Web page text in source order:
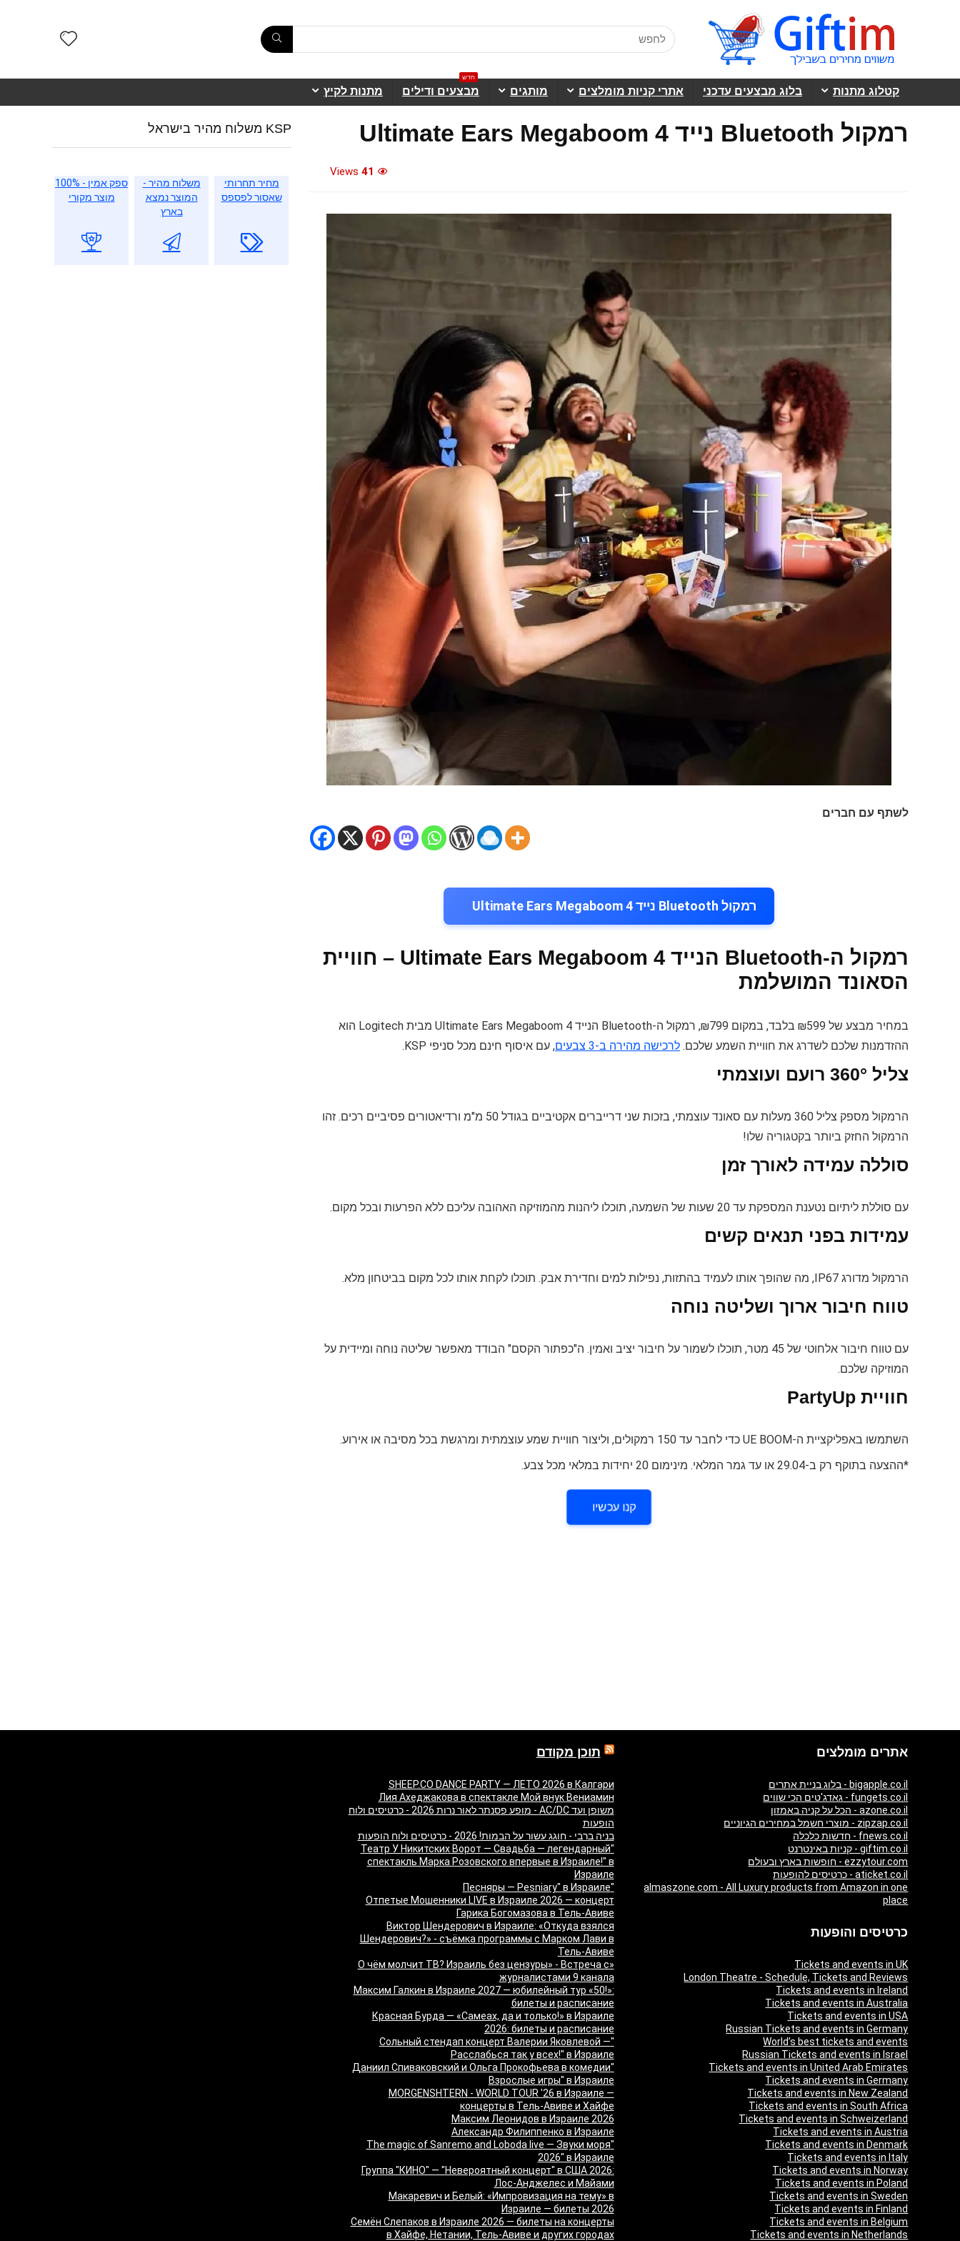
קטלוג מתנות בלוג מבצעים עדכני אתרי קניות מומלצים מותגים מבצעים ודילים
חדש
מתנות לקיץ
רמקול Bluetooth נייד Ultimate Ears Megaboom 4
41
לשתף עם חברים
רמקול Bluetooth נייד Ultimate Ears Megaboom 4
רמקול ה-Bluetooth הנייד Ultimate Ears Megaboom 4 – חוויית
הסאונד המושלמת
במחיר מבצע של ₪599 בלבד, במקום ₪799, רמקול ה-Bluetooth הנייד Ultimate Ears Megaboom 4 מבית Logitech הוא
ההזדמנות שלכם לשדרג את חוויית השמע שלכם. לרכישה מהירה ב-3 צבעים , עם איסוף חינם מכל סניפי KSP.
צליל 360° רועם ועוצמתי
הרמקול מספק צליל 360 מעלות עם סאונד עוצמתי, בזכות שני דרייברים אקטיביים בגודל 50 מ"מ ורדיאטורים פסיביים רכים. זהו
הרמקול החזק ביותר בקטגוריה שלו!
סוללה עמידה לאורך זמן
עם סוללת ליתיום נטענת המספקת עד 20 שעות של השמעה, תוכלו ליהנות מהמוזיקה האהובה עליכם ללא הפרעות ובכל מקום.
עמידות בפני תנאים קשים
הרמקול מדורג IP67, מה שהופך אותו לעמיד בהתזות, נפילות למים וחדירת אבק. תוכלו לקחת אותו לכל מקום בביטחון מלא.
טווח חיבור ארוך ושליטה נוחה
עם טווח חיבור אלחוטי של 45 מטר, תוכלו לשמור על חיבור יציב ואמין. ה"כפתור הקסם" הבודד מאפשר שליטה נוחה ומיידית על
המוזיקה שלכם.
חוויית PartyUp
השתמשו באפליקציית ה-UE BOOM כדי לחבר עד 150 רמקולים, וליצור חוויית שמע עוצמתית ומרגשת בכל מסיבה או אירוע.
*ההצעה בתוקף רק ב-29.04 או עד גמר המלאי. מינימום 20 יחידות במלאי מכל צבע.
קנו עכשיו
KSP משלוח מהיר בישראל
מחיר תחרותי
שאסור לפספס
משלוח מהיר -
המוצר נמצא
בארץ
ספק אמין - 100%
מוצר מקורי
אתרים מומלצים
bigapple.co.il - בלוג בניית אתרים
fungets.co.il - גאדג'טים הכי שווים
azone.co.il - הכל על קניה באמזון
zipzap.co.il - מוצרי חשמל במחירים הגיוניים
fnews.co.il - חדשות כלכלה
giftim.co.il - קניות באינטרנט
ezzytour.com - חופשות בארץ ובעולם
aticket.co.il - כרטיסים להופעות
almaszone.com - All Luxury products from Amazon in one
place
כרטיסים והופעות
Tickets and events in UK
London Theatre - Schedule, Tickets and Reviews
Tickets and events in Ireland
Tickets and events in Australia
Tickets and events in USA
Russian Tickets and events in Germany
World’s best tickets and events
Russian Tickets and events in Israel
Tickets and events in United Arab Emirates
Tickets and events in Germany
Tickets and events in New Zealand
Tickets and events in South Africa
Tickets and events in Schweizerland
Tickets and events in Austria
Tickets and events in Denmark
Tickets and events in Italy
Tickets and events in Norway
Tickets and events in Poland
Tickets and events in Sweden
Tickets and events in Finland
Tickets and events in Belgium
Tickets and events in Netherlands
תוכן מקודם
SHEEP.CO DANCE PARTY — ЛЕТО 2026 в Калгари
Лия Ахеджакова в спектакле Мой внук Вениамин
משופן ועד AC/DC - מופע פסנתר לאור נרות 2026 - כרטיסים ולוח
הופעות
בניה ברבי - חוגג עשור על הבמות! 2026 - כרטיסים ולוח הופעות
"Театр У Никитских Ворот — Свадьба — легендарный
спектакль Марка Розовского впервые в Израиле!" в
Израиле
"Песняры — Pesniary" в Израиле
Отпетые Мошенники LIVE в Израиле 2026 — концерт
Гарика Богомазова в Тель-Авиве
Виктор Шендерович в Израиле: «Откуда взялся
Шендерович?» - съёмка программы с Марком Лави в
Тель-Авиве
«О чём молчит ТВ? Израиль без цензуры» - Встреча с
журналистами 9 канала
Максим Галкин в Израиле 2027 — юбилейный тур «50!»:
билеты и расписание
Красная Бурда — «Самеах, да и только!» в Израиле
2026: билеты и расписание
"Сольный стендап концерт Валерии Яковлевой —
Расслабься так у всех!" в Израиле
"Даниил Спиваковский и Ольга Прокофьева в комедии
Взрослые игры" в Израиле
MORGENSHTERN - WORLD TOUR '26 в Израиле —
концерты в Тель-Авиве и Хайфе
Максим Леонидов в Израиле 2026
Александр Филиппенко в Израиле
"The magic of Sanremo and Loboda live — Звуки моря
2026" в Израиле
Группа "КИНО" — "Невероятный концерт" в США 2026:
Лос-Анджелес и Майами
Макаревич и Белый: «Импровизация на тему» в
Израиле — билеты 2026
Семён Слепаков в Израиле 2026 — билеты на концерты
в Хайфе, Нетании, Тель-Авиве и других городах